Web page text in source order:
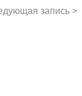
запись >